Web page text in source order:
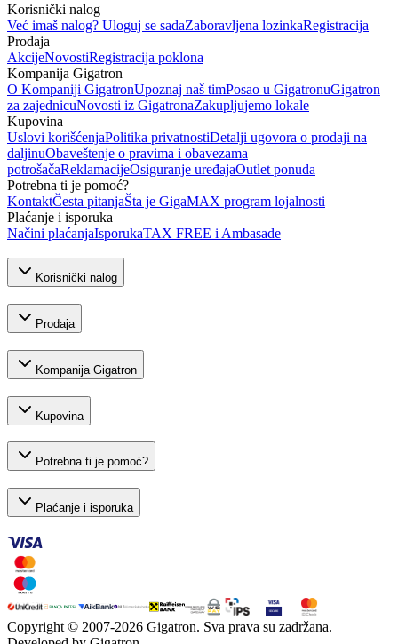
Korisnički nalog
Već imaš nalog? Uloguj se sadaZaboravljena lozinkaRegistracija
Prodaja
AkcijeNovostiRegistracija poklona
Kompanija Gigatron
O Kompaniji GigatronUpoznaj naš timPosao u GigatronuGigatron
za zajednicuNovosti iz GigatronaZakupljujemo lokale
Kupovina
Uslovi korišćenjaPolitika privatnostiDetalji ugovora o prodaji na
daljinuObaveštenje o pravima i obavezama
potrošačaReklamacijeOsiguranje uređajaOutlet ponuda
Potrebna ti je pomoć?
KontaktČesta pitanjaŠta je GigaMAX program lojalnosti
Plaćanje i isporuka
Načini plaćanjaIsporukaTAX FREE i Ambasade
Korisnički nalog
Prodaja
Kompanija Gigatron
Kupovina
Potrebna ti je pomoć?
Plaćanje i isporuka
Copyright © 2007-2026 Gigatron. Sva prava su zadržana.